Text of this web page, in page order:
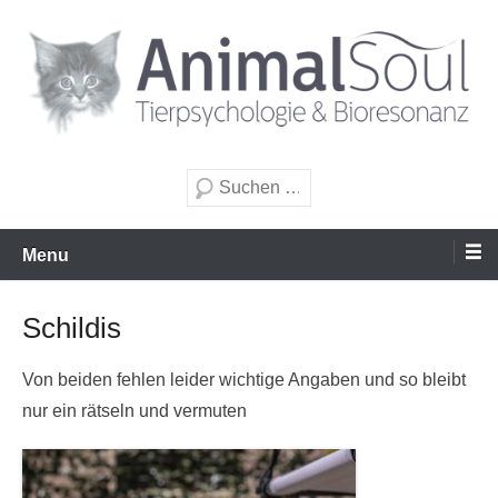
Inhalt
wechseln
Suche
Menu
Schildis
Von beiden fehlen leider wichtige Angaben und so bleibt
nur ein rätseln und vermuten